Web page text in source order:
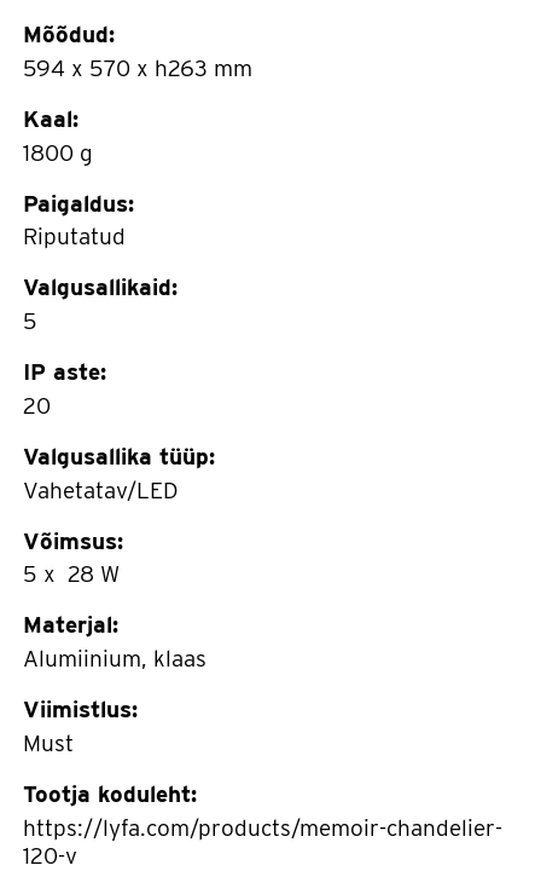
Mõõdud:
594 x 570 x h263 mm
Kaal:
1800 g
Paigaldus:
Riputatud
Valgusallikaid:
5
IP aste:
20
Valgusallika tüüp:
Vahetatav/LED
Võimsus:
5 x 28 W
Materjal:
Alumiinium, klaas
Viimistlus:
Must
Tootja koduleht:
https://lyfa.com/products/memoir-chandelier-
120-v